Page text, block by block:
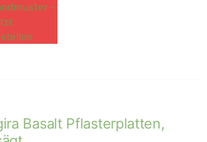
-
Basalt Pflasterplatten,